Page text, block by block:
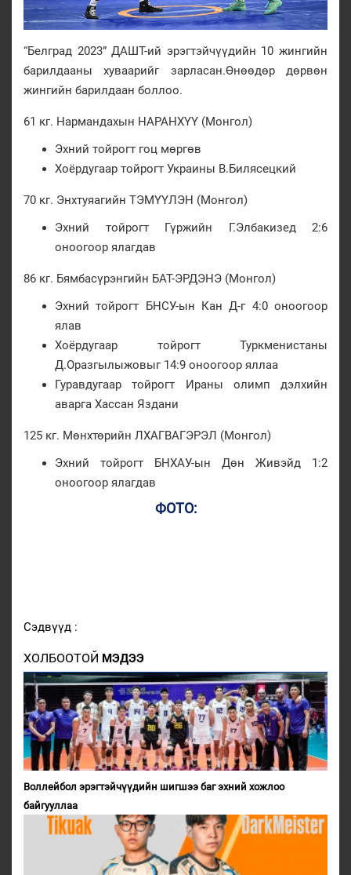
“Белград 2023” ДАШТ-ий эрэгтэйчүүдийн 10 жингийн
барилдааны хуваарийг зарласан.Өнөөдөр дөрвөн
жингийн барилдаан боллоо.
61 кг. Нармандахын НАРАНХҮҮ (Монгол)
Эхний тойрогт гоц мөргөв
Хоёрдугаар тойрогт Украины В.Билясецкий
70 кг. Энхтуяагийн ТЭМҮҮЛЭН (Монгол)
Эхний тойрогт Гүржийн Г.Элбакизед 2:6
оноогоор ялагдав
86 кг. Бямбасүрэнгийн БАТ-ЭРДЭНЭ (Монгол)
Эхний тойрогт БНСУ-ын Кан Д-г 4:0 оноогоор
ялав
Хоёрдугаар тойрогт Туркменистаны
Д.Оразгылыжовыг 14:9 оноогоор яллаа
Гуравдугаар тойрогт Ираны олимп дэлхийн
аварга Хассан Яздани
125 кг. Мөнхтөрийн ЛХАГВАГЭРЭЛ (Монгол)
Эхний тойрогт БНХАУ-ын Дөн Живэйд 1:2
оноогоор ялагдав
ФОТО:
Сэдвүүд :
ХОЛБООТОЙ МЭДЭЭ
Воллейбол эрэгтэйчүүдийн шигшээ баг эхний хожлоо
байгууллаа